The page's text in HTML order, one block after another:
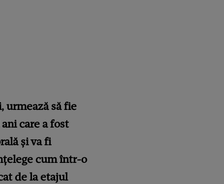
urmează să fie
care a fost
și va fi
cum într-o
de la etajul